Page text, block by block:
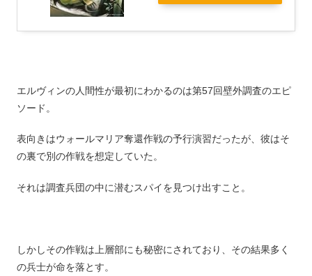
エルヴィンの人間性が最初にわかるのは第57回壁外調査のエピ
ソード。
表向きはウォールマリア奪還作戦の予行演習だったが、彼はそ
の裏で別の作戦を想定していた。
それは調査兵団の中に潜むスパイを見つけ出すこと。
しかしその作戦は上層部にも秘密にされており、その結果多く
の兵士が命を落とす。